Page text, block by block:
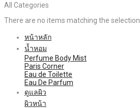
All Categories
There are no items matching the selection.
หน้าหลัก
น้ำหอม
Perfume Body Mist
Paris Corner
Eau de Toilette
Eau De Parfum
ดูแลผิว
ผิวหน้า